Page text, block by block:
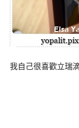
我自己很喜歡立瑞